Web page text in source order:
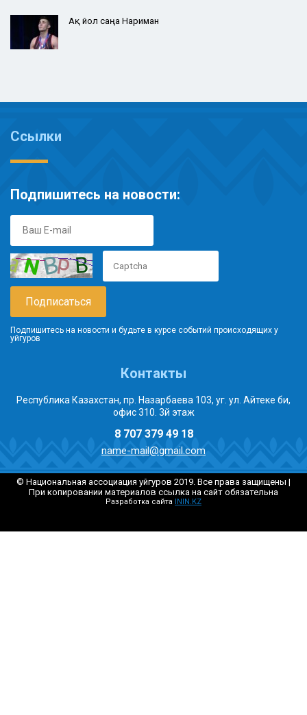
Ақ йол саңа Нариман
Ссылки
Подпишитесь на новости:
Подпишитесь на новости и будьте в курсе событий происходящих у
уйгуров
Контакты
Республика Казахстан, пр. Назарбаева 103, уг. ул. Айтеке би,
офис 310. 3й этаж
8 707 379 49 18
name-mail@gmail.com
© Национальная ассоциация уйгуров 2019. Все права защищены |
При копировании материалов ссылка на сайт обязательна
Разработка сайта ININ.KZ